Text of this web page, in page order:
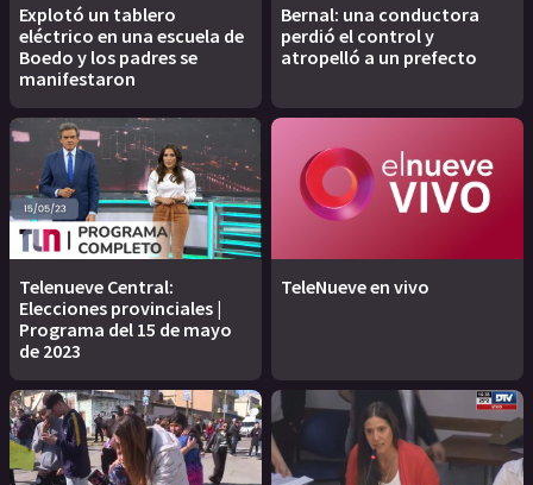
Explotó un tablero
eléctrico en una escuela de
Boedo y los padres se
manifestaron
Bernal: una conductora
perdió el control y
atropelló a un prefecto
Telenueve Central:
Elecciones provinciales |
Programa del 15 de mayo
de 2023
TeleNueve en vivo